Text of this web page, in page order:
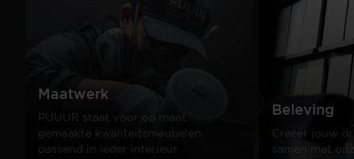
Maatwerk
PUUUR staat voor op maat
gemaakte kwaliteitsmeubelen
passend in ieder interieur.
Beleving
Creëer jouw
samen met